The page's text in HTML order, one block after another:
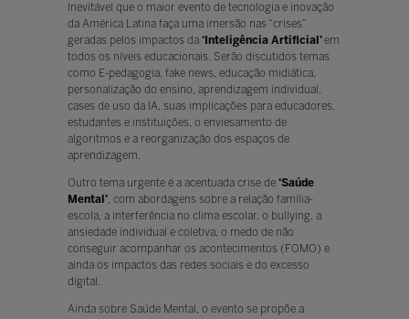
Inevitável que o maior evento de tecnologia e inovação
da América Latina faça uma imersão nas “crises”
geradas pelos impactos da ‘Inteligência Artificial’em
todos os níveis educacionais. Serão discutidos temas
como E-pedagogia, fake news, educação midiática,
personalização do ensino, aprendizagem individual,
cases de uso da IA, suas implicações para educadores,
estudantes e instituições, o enviesamento de
algoritmos e a reorganização dos espaços de
aprendizagem.
Outro tema urgente é a acentuada crise de ‘Saúde
Mental’, com abordagens sobre a relação família-
escola, a interferência no clima escolar, o bullying, a
ansiedade individual e coletiva, o medo de não
conseguir acompanhar os acontecimentos (FOMO) e
ainda os impactos das redes sociais e do excesso
digital.
Ainda sobre Saúde Mental, o evento se propõe a